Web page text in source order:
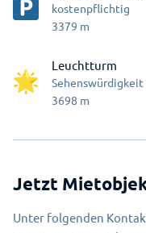
kostenpflichtig
3379 m
Leuchtturm
Sehenswürdigkeit
3698 m
Jetzt
Unter folgenden